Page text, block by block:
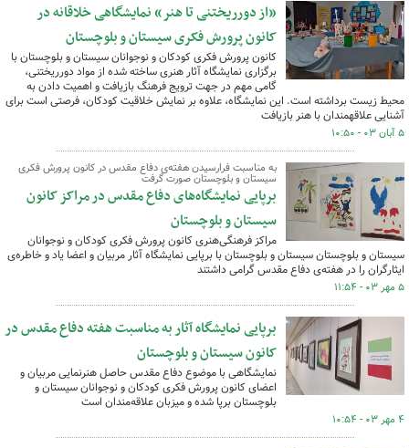
«از دورریختنی تا هنر» نمایشگاهی خلاقانه در
کانون پرورش فکری سیستان و بلوچستان
کانون پرورش فکری کودکان و نوجوانان سیستان و بلوچستان با
برگزاری نمایشگاه آثار هنری ساخته شده از مواد دورریختنی،
گامی مهم در جهت ترویج فرهنگ بازیافت و اهمیت دادن به
محیط زیست برداشته است. این نمایشگاه، علاوه بر نمایش خلاقیت کودکان، فرصتی است برای
آشنایی علاقه‎مندان با هنر بازیافت
۵ آبان ۰۳ - ۱۰:۵۰
به مناسبت فرارسیدن هفته‌ی دفاع مقدس در کانون پرورش فکری
سیستان و بلوچستان صورت گرفت
برپایی نمایشگاه‌های دفاع مقدس در مراکز کانون
سیستان و بلوچستان
مراکز فرهنگی‌هنری کانون پرورش فکری کودکان و نوجوانان
سیستان و بلوچستان سیستان و بلوچستان با برپایی نمایشگاه آثار مربیان و اعضا یاد و خاطره‌ی
ایثارگران را در هفته‌ی دفاع مقدس گرامی داشتند
۵ مهر ۰۳ - ۱۱:۵۴
برپایی نمایشگاه آثار به مناسبت هفته دفاع مقدس در
کانون سیستان و بلوچستان
نمایشگاهی با موضوع دفاع مقدس حاصل هنرنمایی مربیان و
اعضای کانون پرورش فکری کودکان و نوجوانان سیستان و
بلوچستان برپا شده و میزبان علاقه‌مندان است
۴ مهر ۰۳ - ۱۰:۵۴